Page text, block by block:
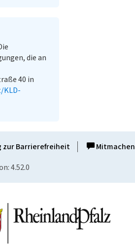
die an
40 in
KLD-
zur Barrierefreiheit
Mitmachen
4.52.0